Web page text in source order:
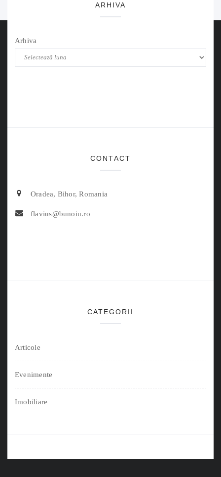
ARHIVA
Arhiva
CONTACT
Oradea, Bihor, Romania
flavius@bunoiu.ro
CATEGORII
Articole
Evenimente
Imobiliare